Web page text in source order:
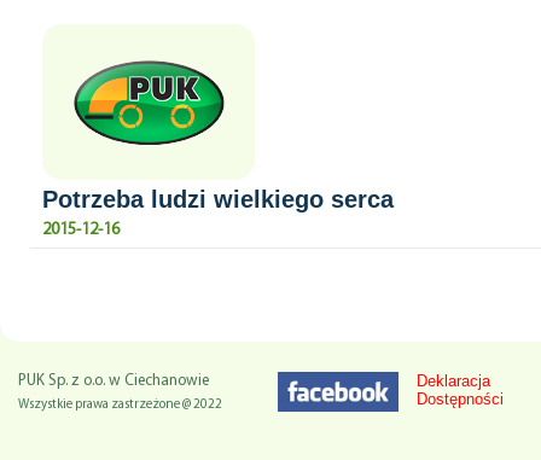
Potrzeba ludzi wielkiego serca
2015-12-16
PUK Sp. z o.o. w Ciechanowie
Wszystkie prawa zastrzeżone @ 2022
Deklaracja
Dostępności